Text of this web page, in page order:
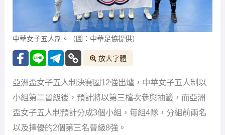
中華女子五人制。（圖：中華足協提供）
放大字體
亞洲盃女子五人制決賽圈12強出爐，中華女子五人制以
小組第二晉級後，預計將以第三檔次參與抽籤，而亞洲
盃女子五人制預計分成3個小組，每組4隊，分組前兩名
以及擇優的2個第三名晉級8強。